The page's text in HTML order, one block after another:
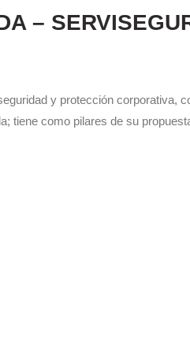
–
y protección corporativa,
tiene como pilares de su